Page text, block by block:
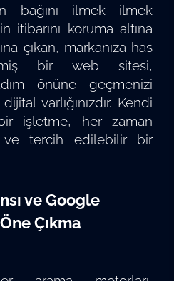
bağını ilmek ilmek
itibarını koruma altına
çıkan, markanıza has
bir web sitesi,
önüne geçmenizi
varlığınızdır. Kendi
işletme, her zaman
ve tercih edilebilir bir
ve Google
Çıkma